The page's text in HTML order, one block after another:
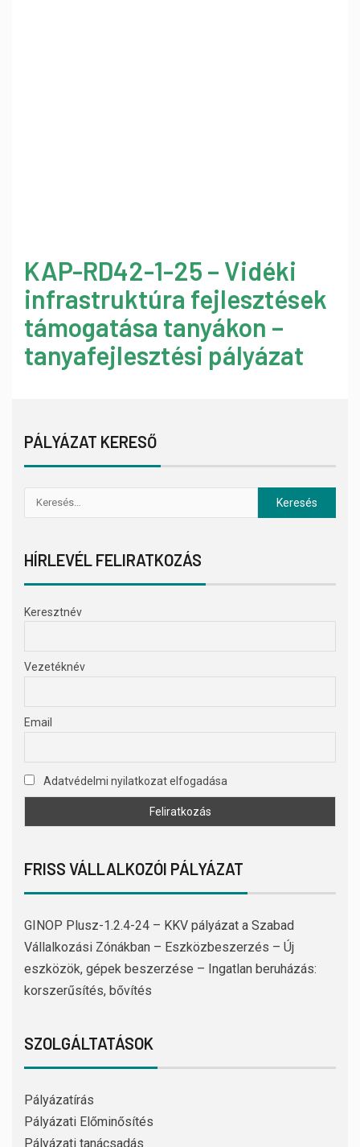
KAP-RD42-1-25 – Vidéki
infrastruktúra fejlesztések
támogatása tanyákon –
tanyafejlesztési pályázat
PÁLYÁZAT KERESŐ
HÍRLEVÉL FELIRATKOZÁS
Keresztnév
Vezetéknév
Email
Adatvédelmi nyilatkozat elfogadása
FRISS VÁLLALKOZÓI PÁLYÁZAT
GINOP Plusz-1.2.4-24 – KKV pályázat a Szabad
Vállalkozási Zónákban – Eszközbeszerzés – Új
eszközök, gépek beszerzése – Ingatlan beruházás:
korszerűsítés, bővítés
SZOLGÁLTATÁSOK
Pályázatírás
Pályázati Előminősítés
Pályázati tanácsadás